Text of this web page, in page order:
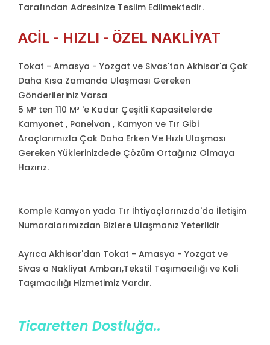
Tarafından Adresinize Teslim Edilmektedir.
ACIL - HIZLI - ÖZEL NAKLIYAT
Tokat - Amasya - Yozgat ve Sivas'tan Akhisar'a Çok
Daha Kısa Zamanda Ulaşması Gereken
Gönderileriniz Varsa
5 M³ ten 110 M³ 'e Kadar Çeşitli Kapasitelerde
Kamyonet , Panelvan , Kamyon ve Tır Gibi
Araçlarımızla Çok Daha Erken Ve Hızlı Ulaşması
Gereken Yüklerinizdede Çözüm Ortağınız Olmaya
Hazırız.
Komple Kamyon yada Tır İhtiyaçlarınızda'da İletişim
Numaralarımızdan Bizlere Ulaşmanız Yeterlidir
Ayrıca Akhisar'dan Tokat - Amasya - Yozgat ve
Sivas a Nakliyat Ambarı,Tekstil Taşımacılığı ve Koli
Taşımacılığı Hizmetimiz Vardır.
Ticaretten Dostluğa..